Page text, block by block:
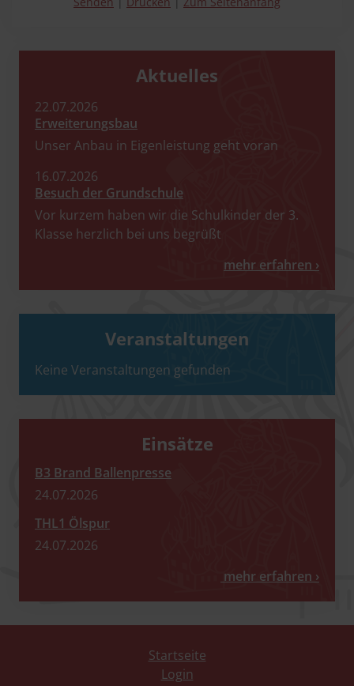
Aktuelles
22.​07.​2026
Erweiterungsbau
Unser Anbau in Eigenleistung geht voran
16.​07.​2026
Besuch der Grundschule
Vor kurzem haben wir die Schulkinder der 3.
Klasse herzlich bei uns begrüßt
mehr
Veranstaltungen
Keine Veranstaltungen gefunden
Einsätze
B3 Brand Ballenpresse
24.07.2026
THL1 Ölspur
24.07.2026
mehr
Startseite
Login